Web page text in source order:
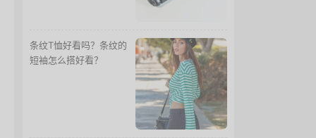
条纹T恤好看吗？条纹的
短袖怎么搭好看？